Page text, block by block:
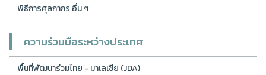
พิธีการศุลกากร อื่น ๆ
ความร่วมมือระหว่างประเทศ
พื้นที่พัฒนาร่วมไทย - มาเลเซีย (JDA)